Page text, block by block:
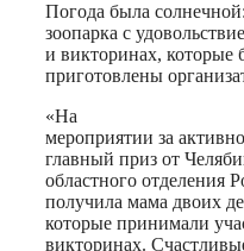
Погода была
зоопарка с
и викторинах, которые
приготовлены
«На
мероприятии за
главный приз от
областного отделения
получила мама двоих
которые принимали
викторинах.